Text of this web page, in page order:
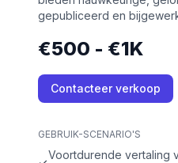
gepubliceerd en
€500 - €1K
Contacteer verkoop
GEBRUIK-SCENARIO'S
Voortdurende vertaling